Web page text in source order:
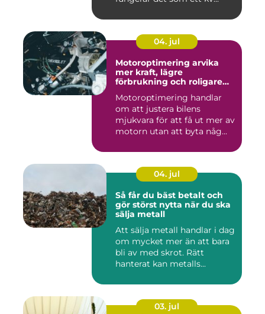
04. jul
Motoroptimering arvika
mer kraft, lägre
förbrukning och roligare
Motoroptimering handlar
om att justera bilens
mjukvara för att få ut mer av
motorn utan att byta någ...
04. jul
Så får du bäst betalt och
gör störst nytta när du ska
sälja metall
Att sälja metall handlar i dag
om mycket mer än att bara
bli av med skrot. Rätt
hanterat kan metalls...
03. jul